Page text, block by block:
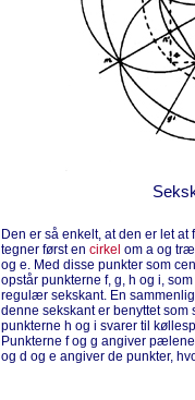
Den er så enkelt, at den er let
tegner først en cirkel om a og
og e. Med disse punkter som
opstår punkterne f, g, h og i,
regulær sekskant. En
denne sekskant er benyttet som
punkterne h og i svarer til
Punkterne f og g angiver
og d og e angiver de punkter,